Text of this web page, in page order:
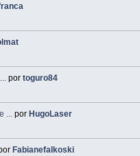
portoguro84
... por HugoLaser
Fabianefalkoski